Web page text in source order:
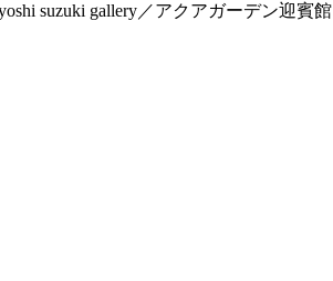
suzuki gallery／アクアガーデン迎賓館